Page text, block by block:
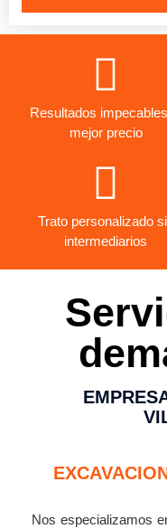
Resultados
mejor precio
Trato personalizado
intermediarios
Nos especializamos